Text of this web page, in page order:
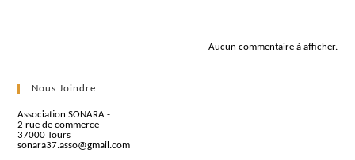
Aucun commentaire à afficher.
Nous Joindre
Association SONARA -
2 rue de commerce -
37000 Tours
sonara37.asso@gmail.com